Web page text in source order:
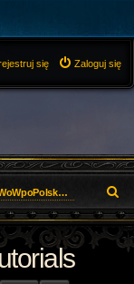
Zaloguj się
się
Tutorials
z
u